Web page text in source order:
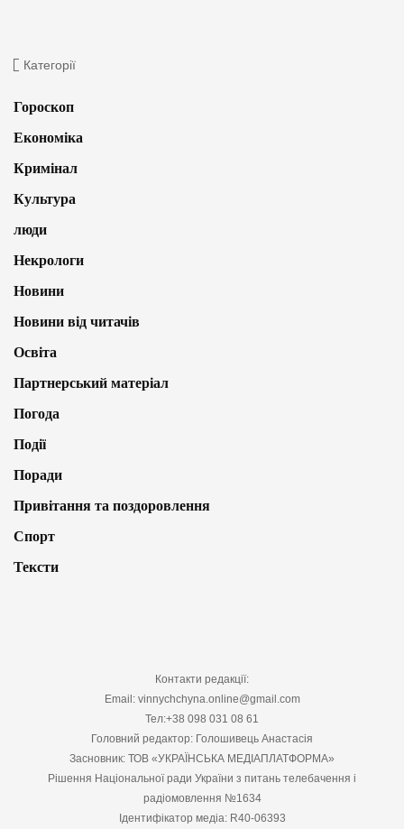
Категорії
Гороскоп
Економіка
Кримінал
Культура
люди
Некрологи
Новини
Новини від читачів
Освіта
Партнерський матеріал
Погода
Події
Поради
Привітання та поздоровлення
Спорт
Тексти
Контакти редакції:
Email: vinnychchyna.online@gmail.com
Тел:+38 098 031 08 61
Головний редактор: Голошивець Анастасія
Засновник: ТОВ «УКРАЇНСЬКА МЕДІАПЛАТФОРМА»
Рішення Національної ради України з питань телебачення і
радіомовлення №1634
Ідентифікатор медіа: R40-06393